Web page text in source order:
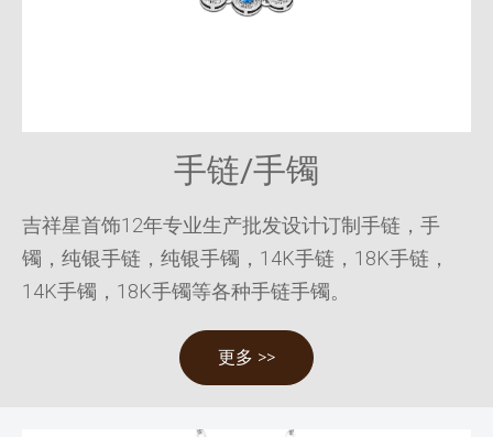
手链/手镯
吉祥星首饰12年专业生产批发设计订制手链，手
镯，纯银手链，纯银手镯，14K手链，18K手链，
14K手镯，18K手镯等各种手链手镯。
更多 >>